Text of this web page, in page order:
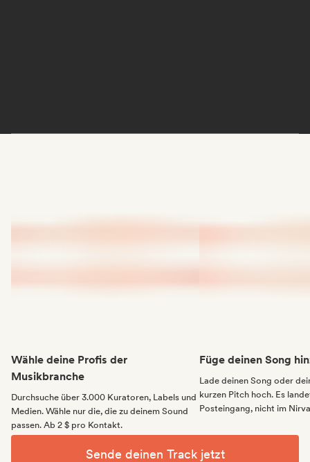
Wähle deine Profis der
Musikbranche
Durchsuche über 3.000 Kuratoren, Labels und
Medien. Wähle nur die, die zu deinem Sound
passen. Ab 2 $ pro Kontakt.
Füge deinen Song
Lade deinen Song oder
kurzen Pitch hoch. Es
Posteingang, nicht im
Sende deinen Track jetzt